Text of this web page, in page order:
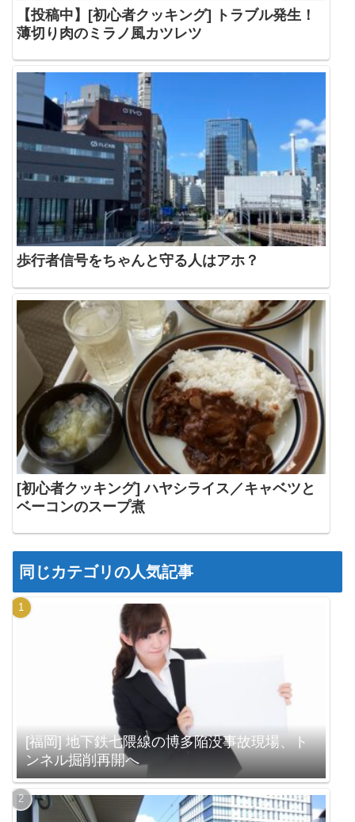
【投稿中】[初心者クッキング] トラブル発生！
薄切り肉のミラノ風カツレツ
歩行者信号をちゃんと守る人はアホ？
[初心者クッキング] ハヤシライス／キャベツと
ベーコンのスープ煮
同じカテゴリの人気記事
[福岡] 地下鉄七隈線の博多陥没事故現場、ト
ンネル掘削再開へ